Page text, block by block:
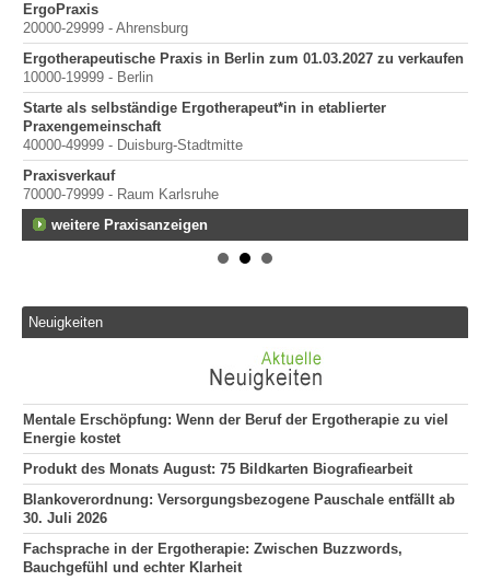
ErgoPraxis
20000-29999 - Ahrensburg
Ergotherapeutische Praxis in Berlin zum 01.03.2027 zu verkaufen
10000-19999 - Berlin
Starte als selbständige Ergotherapeut*in in etablierter
Praxengemeinschaft
40000-49999 - Duisburg-Stadtmitte
Praxisverkauf
70000-79999 - Raum Karlsruhe
weitere Praxisanzeigen
Neuigkeiten
Mentale Erschöpfung: Wenn der Beruf der Ergotherapie zu viel
Energie kostet
Produkt des Monats August: 75 Bildkarten Biografiearbeit
Blankoverordnung: Versorgungsbezogene Pauschale entfällt ab
30. Juli 2026
Fachsprache in der Ergotherapie: Zwischen Buzzwords,
Bauchgefühl und echter Klarheit